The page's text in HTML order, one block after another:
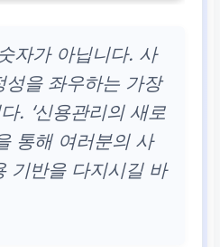
자가 아닙니다. 사
성을 좌우하는 가장
. ‘신용관리의 새로
통해 여러분의 사
기반을 다지시길 바